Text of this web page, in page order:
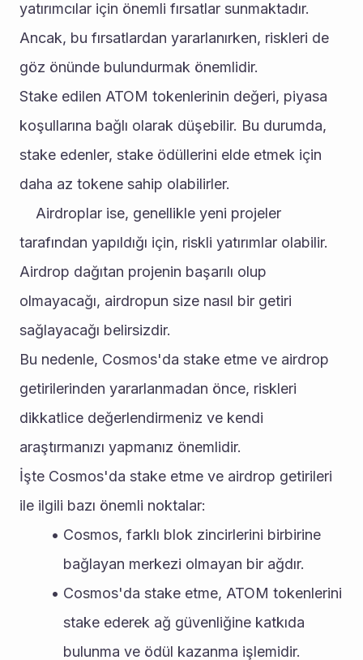
yatırımcılar için önemli fırsatlar sunmaktadır.
Ancak, bu fırsatlardan yararlanırken, riskleri de
göz önünde bulundurmak önemlidir.
Stake edilen ATOM tokenlerinin değeri, piyasa
koşullarına bağlı olarak düşebilir. Bu durumda,
stake edenler, stake ödüllerini elde etmek için
daha az tokene sahip olabilirler.
tarafından yapıldığı için, riskli yatırımlar olabilir.
Airdrop dağıtan projenin başarılı olup
olmayacağı, airdropun size nasıl bir getiri
sağlayacağı belirsizdir.
Bu nedenle, Cosmos'da stake etme ve airdrop
getirilerinden yararlanmadan önce, riskleri
dikkatlice değerlendirmeniz ve kendi
araştırmanızı yapmanız önemlidir.
İşte Cosmos'da stake etme ve airdrop getirileri
ile ilgili bazı önemli noktalar:
Cosmos, farklı blok zincirlerini birbirine
bağlayan merkezi olmayan bir ağdır.
Cosmos'da stake etme, ATOM tokenlerini
stake ederek ağ güvenliğine katkıda
bulunma ve ödül kazanma işlemidir.